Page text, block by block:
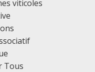
viticoles
Tous